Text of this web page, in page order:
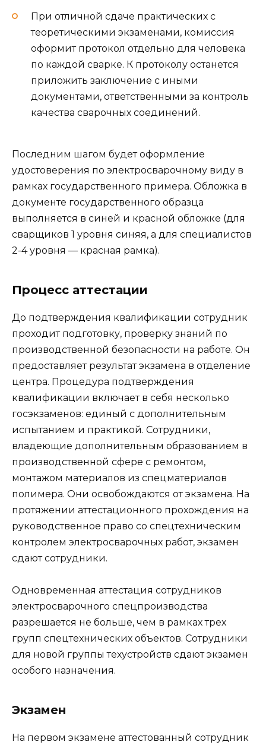
При отличной сдаче практических с
теоретическими экзаменами, комиссия
оформит протокол отдельно для человека
по каждой сварке. К протоколу останется
приложить заключение с иными
документами, ответственными за контроль
качества сварочных соединений.
Последним шагом будет оформление
удостоверения по электросварочному виду в
рамках государственного примера. Обложка в
документе государственного образца
выполняется в синей и красной обложке (для
сварщиков 1 уровня синяя, а для специалистов
2-4 уровня — красная рамка).
Процесс аттестации
До подтверждения квалификации сотрудник
проходит подготовку, проверку знаний по
производственной безопасности на работе. Он
предоставляет результат экзамена в отделение
центра. Процедура подтверждения
квалификации включает в себя несколько
госэкзаменов: единый с дополнительным
испытанием и практикой. Сотрудники,
владеющие дополнительным образованием в
производственной сфере с ремонтом,
монтажом материалов из спецматериалов
полимера. Они освобождаются от экзамена. На
протяжении аттестационного прохождения на
руководственное право со спецтехническим
контролем электросварочных работ, экзамен
сдают сотрудники.
Одновременная аттестация сотрудников
электросварочного спецпроизводства
разрешается не больше, чем в рамках трех
групп спецтехнических объектов. Сотрудники
для новой группы техустройств сдают экзамен
особого назначения.
Экзамен
На первом экзамене аттестованный сотрудник